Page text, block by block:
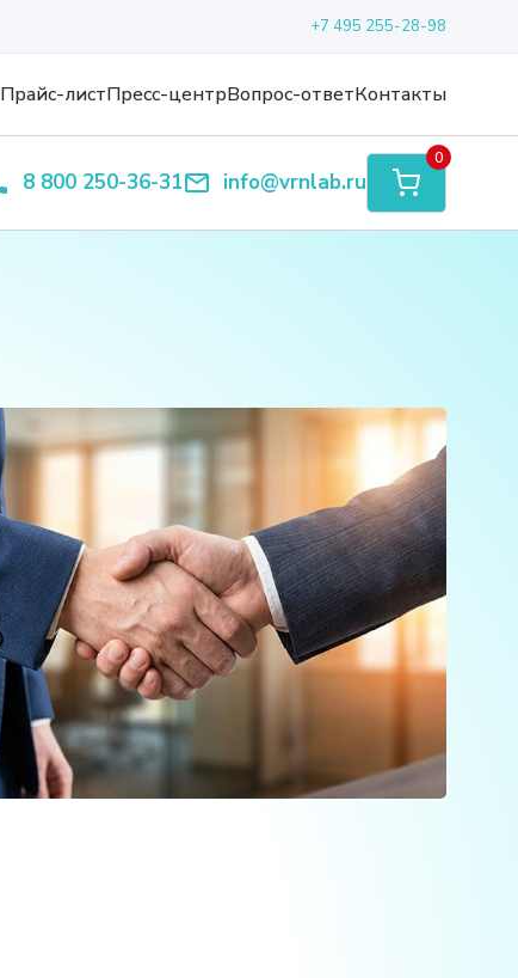
+7 495 255-28-98
Прайс-листПресс-центрВопрос-ответКонтакты
8 800 250-36-31 info@vrnlab.ru
0